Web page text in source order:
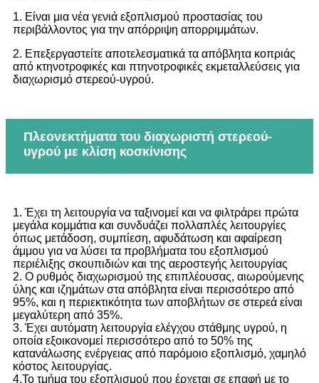
1. Είναι μια νέα γενιά εξοπλισμού προστασίας του
περιβάλλοντος για την απόρριψη απορριμμάτων.
2. Επεξεργαστείτε αποτελεσματικά τα απόβλητα κοπριάς
από κτηνοτροφικές και πτηνοτροφικές εκμεταλλεύσεις για
διαχωρισμό στερεού-υγρού.
Πλεονεκτήματα του διαχωριστή στερεού-
υγρού με κλίση κοσκίνισης
1. Έχει τη λειτουργία να ταξινομεί και να φιλτράρει πρώτα
μεγάλα κομμάτια και συνδυάζει πολλαπλές λειτουργίες
όπως μετάδοση, συμπίεση, αφυδάτωση και αφαίρεση
άμμου για να λύσει τα προβλήματα του εξοπλισμού
περιέλιξης σκουπιδιών και της αεροστεγής λειτουργίας
2. Ο ρυθμός διαχωρισμού της επιπλέουσας, αιωρούμενης
ύλης και ιζημάτων στα απόβλητα είναι περισσότερο από
95%, και η περιεκτικότητα των αποβλήτων σε στερεά είναι
μεγαλύτερη από 35%.
3. Έχει αυτόματη λειτουργία ελέγχου στάθμης υγρού, η
οποία εξοικονομεί περισσότερο από το 50% της
κατανάλωσης ενέργειας από παρόμοιο εξοπλισμό, χαμηλό
κόστος λειτουργίας.
4.Το τμήμα του εξοπλισμού που έρχεται σε επαφή με το